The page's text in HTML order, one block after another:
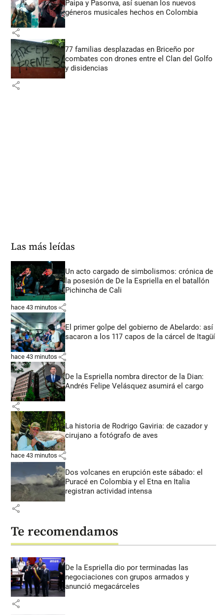
Paipa y Pasonva, así suenan los nuevos
géneros musicales hechos en Colombia
share
77 familias desplazadas en Briceño por
combates con drones entre el Clan del Golfo
y disidencias
share
Las más leídas
Un acto cargado de simbolismos: crónica de
la posesión de De la Espriella en el batallón
Pichincha de Cali
hace 43 minutos share
El primer golpe del gobierno de Abelardo: así
sacaron a los 117 capos de la cárcel de Itagüí
hace 43 minutos share
De la Espriella nombra director de la Dian:
Andrés Felipe Velásquez asumirá el cargo
share
La historia de Rodrigo Gaviria: de cazador y
cirujano a fotógrafo de aves
hace 43 minutos share
Dos volcanes en erupción este sábado: el
Puracé en Colombia y el Etna en Italia
registran actividad intensa
share
Te recomendamos
De la Espriella dio por terminadas las
negociaciones con grupos armados y
anunció megacárceles
share